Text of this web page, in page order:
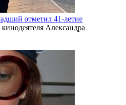
отметил 41-летие
Александра